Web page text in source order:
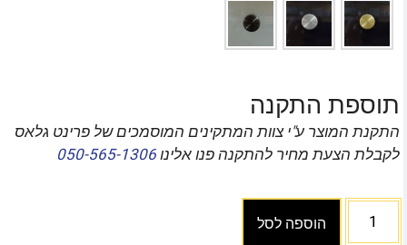
תוספת התקנה
התקנת המוצר ע"י צוות המתקינים המוסמכים של פרינט גלאס
לקבלת הצעת מחיר להתקנה פנו אלינו050-565-1306
הוספה לסל